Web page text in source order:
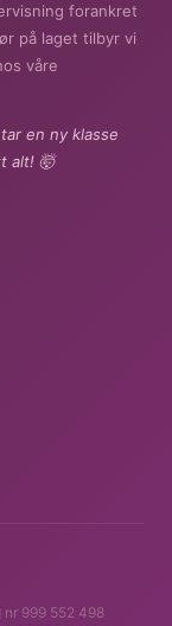
forankret
på laget tilbyr vi
våre
en ny klasse
alt! 🤯
999 552 498